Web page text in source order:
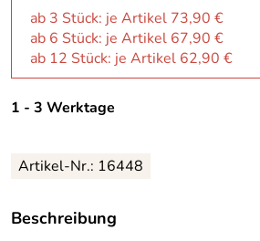
ab 3 Stück: je Artikel 73,90 €
ab 6 Stück: je Artikel 67,90 €
ab 12 Stück: je Artikel 62,90 €
1 - 3 Werktage
Artikel-Nr.: 16448
Beschreibung